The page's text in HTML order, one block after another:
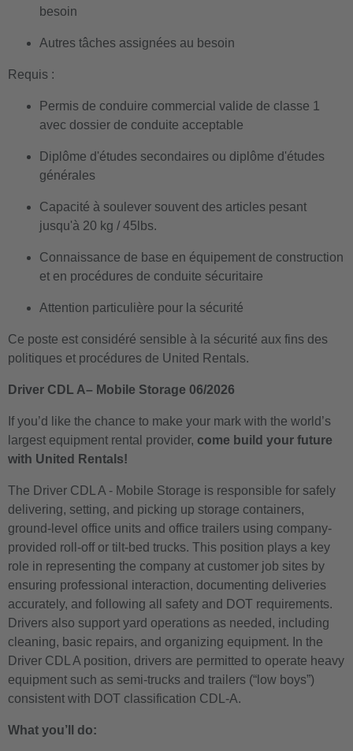
besoin
Autres tâches assignées au besoin
Requis :
Permis de conduire commercial valide de classe 1
avec dossier de conduite acceptable
Diplôme d'études secondaires ou diplôme d'études
générales
Capacité à soulever souvent des articles pesant
jusqu'à 20 kg / 45lbs.
Connaissance de base en équipement de construction
et en procédures de conduite sécuritaire
Attention particulière pour la sécurité
Ce poste est considéré sensible à la sécurité aux fins des
politiques et procédures de United Rentals.
Driver CDL A– Mobile Storage 06/2026
If you’d like the chance to make your mark with the world’s
largest equipment rental provider, come build your future
with United Rentals!
The Driver CDL A - Mobile Storage is responsible for safely
delivering, setting, and picking up storage containers,
ground-level office units and office trailers using company-
provided roll-off or tilt-bed trucks. This position plays a key
role in representing the company at customer job sites by
ensuring professional interaction, documenting deliveries
accurately, and following all safety and DOT requirements.
Drivers also support yard operations as needed, including
cleaning, basic repairs, and organizing equipment. In the
Driver CDL A position, drivers are permitted to operate heavy
equipment such as semi-trucks and trailers (“low boys”)
consistent with DOT classification CDL-A.
What you’ll do: